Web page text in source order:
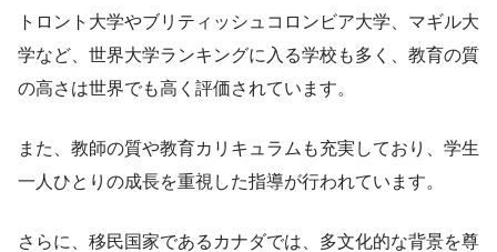
トロント大学やブリティッシュコロンビア大学、マギル大
学など、世界大学ランキングに入る学校も多く、教育の質
の高さは世界でも高く評価されています。
また、教師の質や教育カリキュラムも充実しており、学生
一人ひとりの成長を重視した指導が行われています。
さらに、移民国家であるカナダでは、多文化的な背景を尊